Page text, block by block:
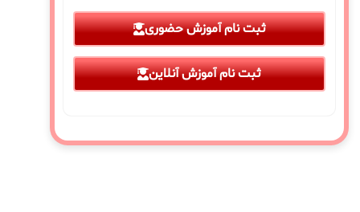
ثبت نام آموزش حضوری
ثبت نام آموزش آنلاین